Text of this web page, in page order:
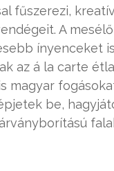
fűszerezi,
A
ínyenceket
az á la carte
magyar
be,